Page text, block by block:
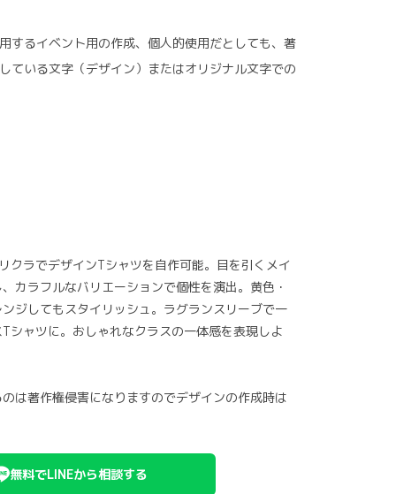
するイベント用の作成、個人的使用だとしても、著
ている文字（デザイン）またはオリジナル文字での
クラでデザインTシャツを自作可能。目を引くメイ
カラフルなバリエーションで個性を演出。黄色・
ジしてもスタイリッシュ。ラグランスリーブで一
シャツに。おしゃれなクラスの一体感を表現しよ
は著作権侵害になりますのでデザインの作成時は
無料でLINEから相談する